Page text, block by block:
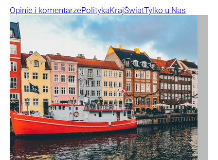
Opinie i komentarzePolitykaKrajŚwiatTylko u Nas